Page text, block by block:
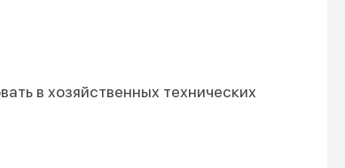
в хозяйственных технических